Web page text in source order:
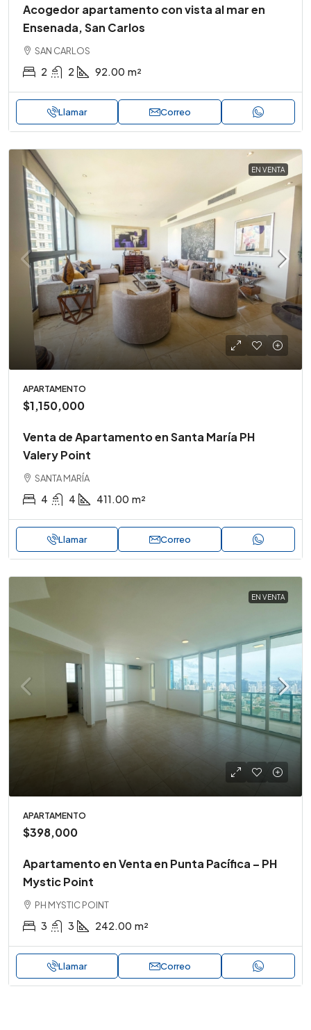
Acogedor apartamento con vista al mar en
Ensenada, San Carlos
SAN CARLOS
2 2 92.00 m²
Llamar Correo
EN VENTA
APARTAMENTO
$1,150,000
Venta de Apartamento en Santa María PH
Valery Point
SANTA MARÍA
4 4 411.00 m²
Llamar Correo
EN VENTA
APARTAMENTO
$398,000
Apartamento en Venta en Punta Pacífica – PH
Mystic Point
PH MYSTIC POINT
3 3 242.00 m²
Llamar Correo